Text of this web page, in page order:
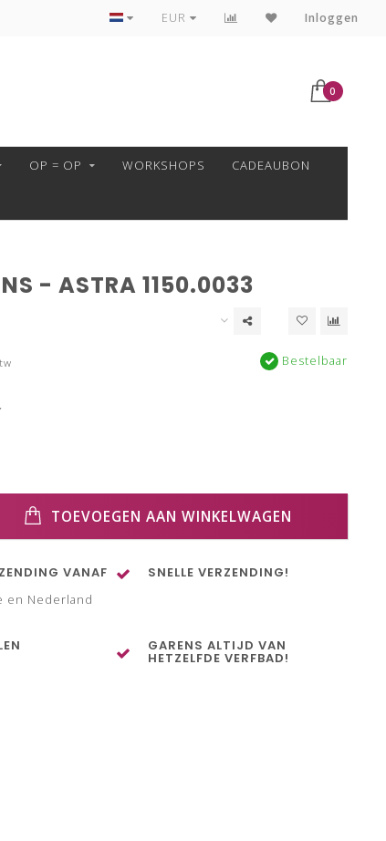
VEILIG BETALEN MET MOLLIE!
EUR Inloggen
0
OP = OP WORKSHOPS CADEAUBON
- ASTRA 1150.0033
Bestelbaar
TOEVOEGEN AAN WINKELWAGEN
VANAF
en Nederland
SNELLE VERZENDING!
GARENS ALTIJD VAN
HETZELFDE VERFBAD!